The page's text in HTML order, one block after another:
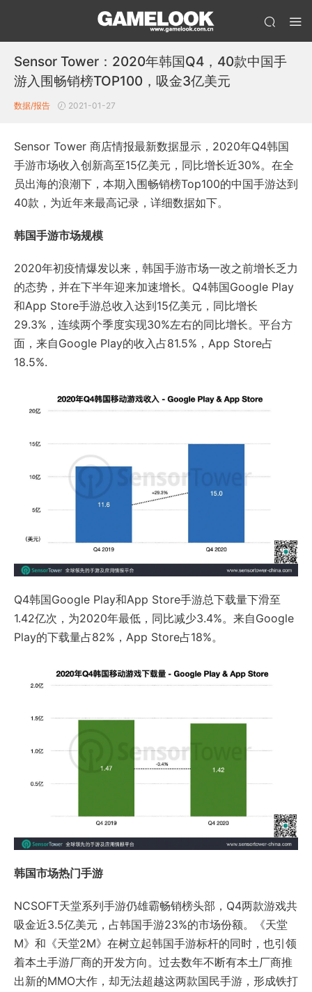
Sensor Tower：2020年韩国Q4，40款中国手
游入围畅销榜TOP100，吸金3亿美元
数据/报告 2021-01-27
Sensor Tower 商店情报最新数据显示，2020年Q4韩国
手游市场收入创新高至15亿美元，同比增长近30%。在全
员出海的浪潮下，本期入围畅销榜Top100的中国手游达到
40款，为近年来最高记录，详细数据如下。
韩国手游市场规模
2020年初疫情爆发以来，韩国手游市场一改之前增长乏力
的态势，并在下半年迎来加速增长。Q4韩国Google Play
和App Store手游总收入达到15亿美元，同比增长
29.3%，连续两个季度实现30%左右的同比增长。平台方
面，来自Google Play的收入占81.5%，App Store占
18.5%.
Q4韩国Google Play和App Store手游总下载量下滑至
1.42亿次，为2020年最低，同比减少3.4%。来自Google
Play的下载量占82%，App Store占18%。
韩国市场热门手游
NCSOFT天堂系列手游仍雄霸畅销榜头部，Q4两款游戏共
吸金近3.5亿美元，占韩国手游23%的市场份额。《天堂
M》和《天堂2M》在树立起韩国手游标杆的同时，也引领
着本土手游厂商的开发方向。过去数年不断有本土厂商推
出新的MMO大作，却无法超越这两款国民手游，形成铁打